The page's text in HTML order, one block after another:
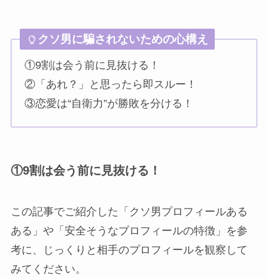
クソ男に騙されないための心構え
①9割は会う前に見抜ける！
②「あれ？」と思ったら即スルー！
③恋愛は“自衛力”が勝敗を分ける！
①9割は会う前に見抜ける！
この記事でご紹介した「クソ男プロフィールある
ある」や「安全そうなプロフィールの特徴」を参
考に、じっくりと相手のプロフィールを観察して
みてください。